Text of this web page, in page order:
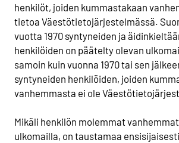
henkilöt, joiden kummastakaan
tietoa Väestötietojärjestelmässä.
vuotta 1970 syntyneiden ja
henkilöiden on päätelty olevan
samoin kuin vuonna 1970 tai sen
syntyneiden henkilöiden, joiden
vanhemmasta ei ole
Mikäli henkilön molemmat
ulkomailla, on taustamaa